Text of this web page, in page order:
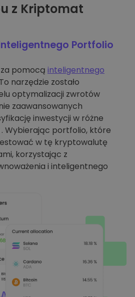
z Kriptomat
Portfolio
pomocą inteligentnego
narzędzie zostało
optymalizacji zwrotów
zaawansowanych
inwestycji w różne
Wybierając portfolio, które
w tę kryptowalutę
korzystając z
i inteligentnego